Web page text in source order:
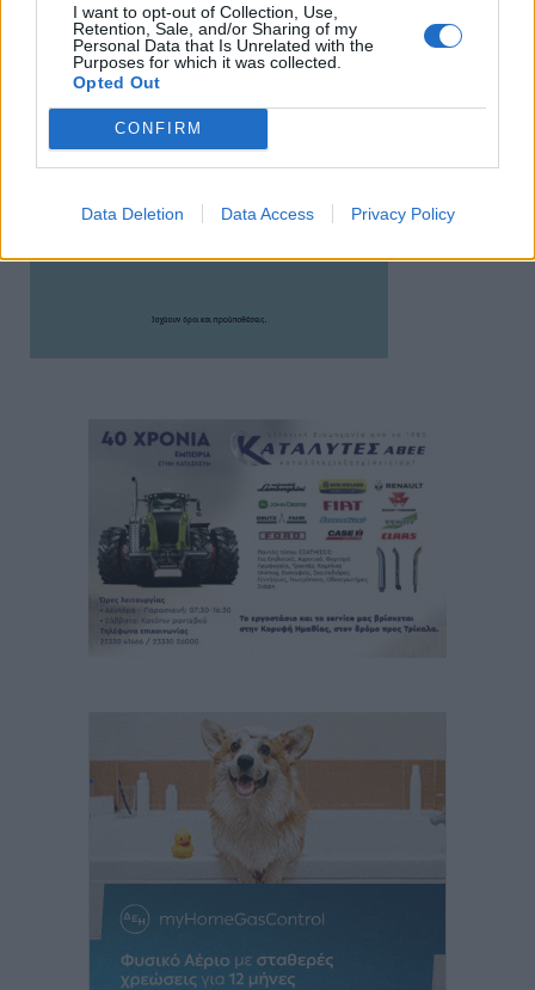
I want to opt-out of Collection, Use,
Retention, Sale, and/or Sharing of my
Personal Data that Is Unrelated with the
Purposes for which it was collected.
Opted Out
CONFIRM
Data Deletion Data Access Privacy Policy